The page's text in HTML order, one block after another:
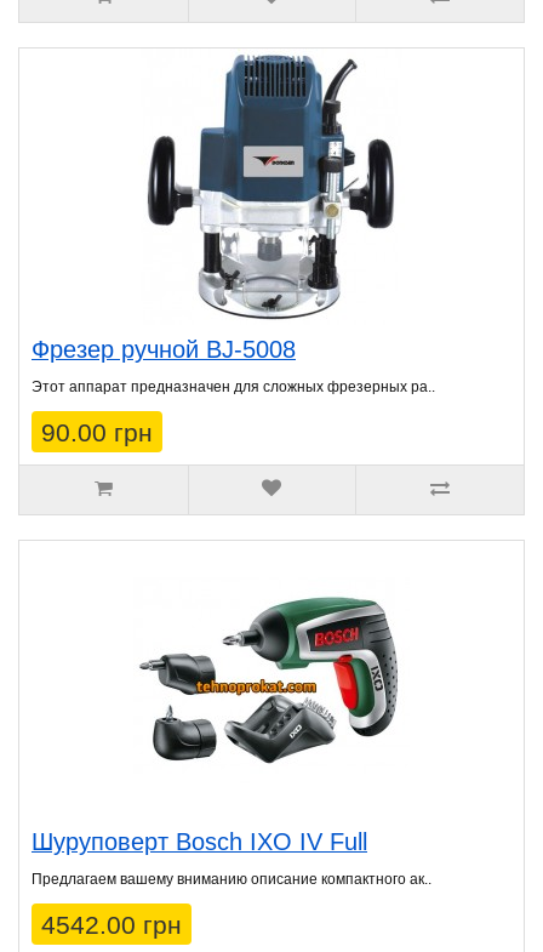
Фрезер ручной BJ-5008
Этот аппарат предназначен для сложных фрезерных ра..
90.00 грн
Шуруповерт Bosch IXO IV Full
Предлагаем вашему вниманию описание компактного ак..
4542.00 грн